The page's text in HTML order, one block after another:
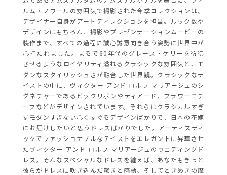
ルム・ノワールの雰囲気で撮影された今季コレクションは、
デザイナー自身がアートディレクションを担当。ルック数や
デザインはもちろん、撮影やプレゼンテーションムービーの
製作まで、すべての過程に誠心誠意向き合う姿勢に世界中が
心打たれました。まるで60年代のグレース・ケリーを彷彿
させるようなロイヤリティ溢れるクラシックな雰囲気と、モ
ダンなスタイリッシュさが融合した世界観。クラシックなテ
イストの中に、ヴィクター アンド ロルフ マリアージュのシ
グネチャーであるビックリボンやティアード、フラワーモチ
ーフなどがデザインされています。それらはクラシカルすぎ
ずモダンすぎない心くすぐるデザインばかりで、日本の花嫁
にお届けしたいと思うドレスばかりでした。アーティスティ
ックでファッショナブルなテイストをエレガントに昇華させ
たヴィクター アンド ロルフ マリアージュのウェディングド
レス。そんなスペシャルなドレスを纏えば、あなたもきっと
彼らがドレスに吹き込んだ驚きと感動、そしてときめきの魔